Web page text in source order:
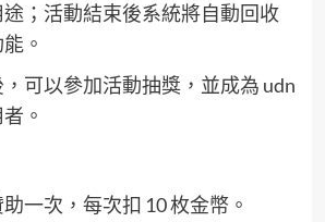
；活動結束後系統將自動回收
。
可以參加活動抽獎，並成為 udn
。
一次，每次扣 10 枚金幣。